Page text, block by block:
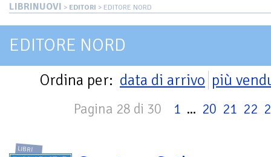
LIBRINUOVI > EDITORI > EDITORE NORD
EDITORE NORD
Ordina per: data di arrivo più
Pagina 28 di 30 1 ... 20 21 22
LIBRI